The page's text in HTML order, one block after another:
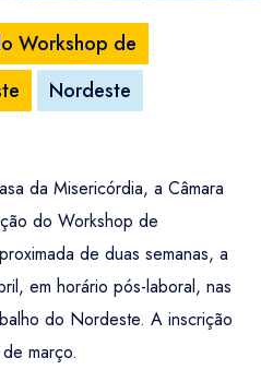
Workshop de
Nordeste
da Misericórdia, a Câmara
do Workshop de
de duas semanas, a
em horário pós-laboral, nas
do Nordeste. A inscrição
março.